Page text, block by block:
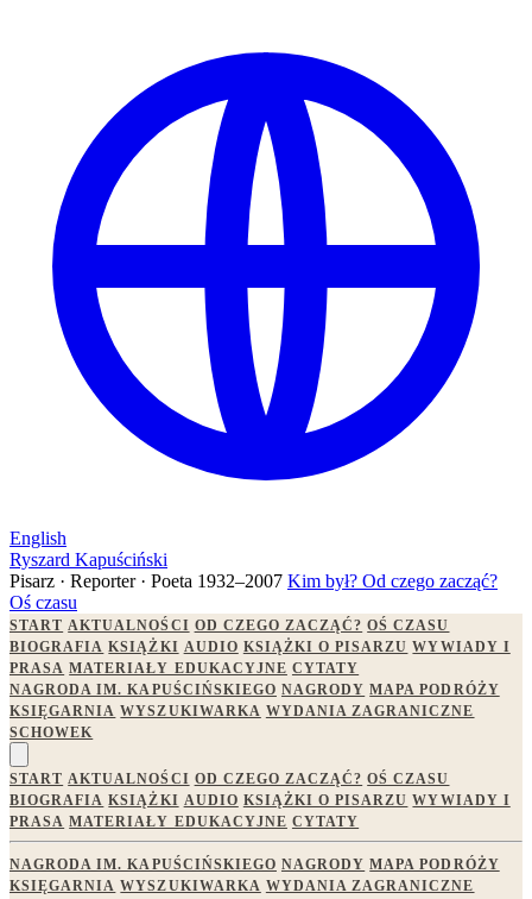
English
Ryszard Kapuściński
Pisarz · Reporter · Poeta 1932–2007 Kim był? Od czego zacząć?
Oś czasu
START AKTUALNOŚCI OD CZEGO ZACZĄĆ? OŚ CZASU
BIOGRAFIA KSIĄŻKI AUDIO KSIĄŻKI O PISARZU WYWIADY I
PRASA MATERIAŁY EDUKACYJNE CYTATY
NAGRODA IM. KAPUŚCIŃSKIEGO NAGRODY MAPA PODRÓŻY
KSIĘGARNIA WYSZUKIWARKA WYDANIA ZAGRANICZNE
SCHOWEK
START AKTUALNOŚCI OD CZEGO ZACZĄĆ? OŚ CZASU
BIOGRAFIA KSIĄŻKI AUDIO KSIĄŻKI O PISARZU WYWIADY I
PRASA MATERIAŁY EDUKACYJNE CYTATY
NAGRODA IM. KAPUŚCIŃSKIEGO NAGRODY MAPA PODRÓŻY
KSIĘGARNIA WYSZUKIWARKA WYDANIA ZAGRANICZNE